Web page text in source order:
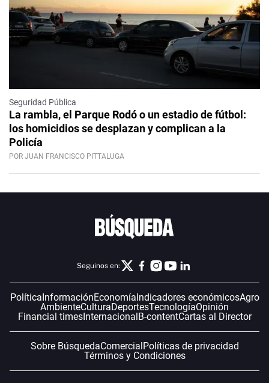
Seguridad Pública
La rambla, el Parque Rodó o un estadio de fútbol:
los homicidios se desplazan y complican a la
Policía
POR JUAN FRANCISCO PITTALUGA
Seguinos en:
Política InformaciónEconomía Indicadores económicosAgro
AmbienteCulturaDeportesTecnologíaOpinión
Financial timesInternacional B-contentCartas al Director
Sobre BúsquedaComercial Políticas de privacidad
Términos y Condiciones